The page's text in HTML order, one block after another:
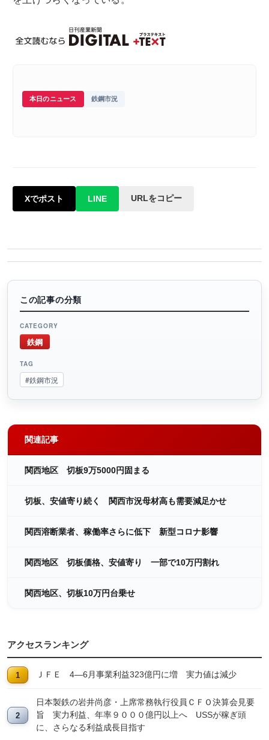
本日のニュース 鉄鋼市況
Xでポスト LINE URLをコピー
この記事の分類
CATEGORY
鉄鋼
TAG
#鉄鋼市況
関連記事
関西地区 切板9万5000円固まる
切板、安値寄り続く 関西市況母材高も需要減足かせ
関西溶断業者、稼働率さらに低下 新型コロナ影響
関西地区 切板価格、安値寄り 一部で10万円割れ
関西地区、切板10万円台乗せ
アクセスランキング
ＪＦＥ 4―6月事業利益323億円に増 実力値は減少
日本製鉄の岩井尚彦・上席常務執行役員ＣＦＯ決算会見要
旨 実力利益、年率９０００億円以上へ USSが稼ぎ頭
に、さらなる利益成長目指す